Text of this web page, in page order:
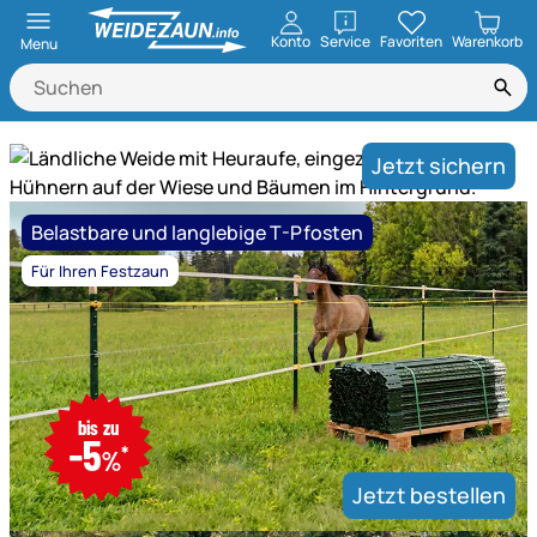
Menu Konto ServiceöffnenFavoriten Warenkorb
Weidezaun.info ist Experte für
Mega
Saison-
Schlussverkauf!
Weidezaun,
Heuraufen
und
Hühnerhaltung
-
bis
31.08.2026,
13
Uhr
Jetzt sichern
Belastbare und langlebige T-Pfosten
Für Ihren Festzaun
nur
bis
31.08.2026,
13
Uhr
bis zu
-5%*
Jetzt bestellen